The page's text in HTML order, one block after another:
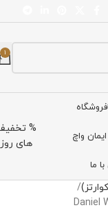
1
فروشگاه
واچ
ما
%
های روز